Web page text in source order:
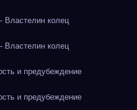
колец
колец
и предубеждение
и предубеждение